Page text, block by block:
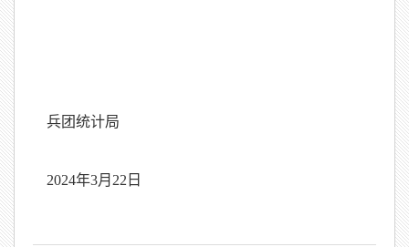
兵团统计局
2024年3月22日